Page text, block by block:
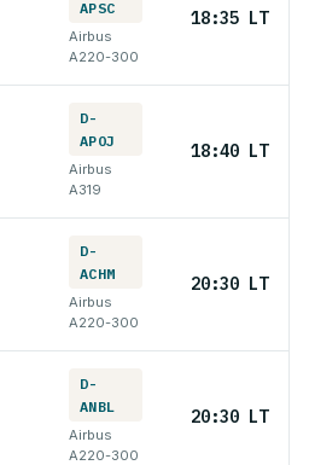
APSC
Airbus
A220-300
18:35 LT
D-
APOJ
Airbus
A319
18:40 LT
D-
ACHM
Airbus
A220-300
20:30 LT
D-
ANBL
Airbus
A220-300
20:30 LT